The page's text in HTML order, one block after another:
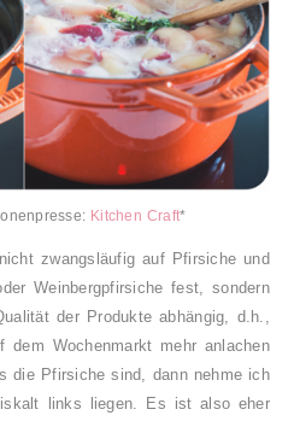
Kitchen Craft*
zwangsläufig auf Pfirsiche und
Weinbergpfirsiche fest, sondern
der Produkte abhängig, d.h.,
dem Wochenmarkt mehr anlachen
die Pfirsiche sind, dann nehme ich
links liegen. Es ist also eher